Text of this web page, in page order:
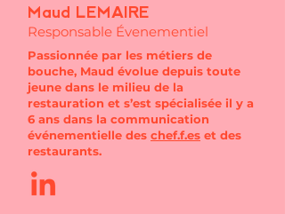
Maud LEMAIRE
Responsable Évenementiel
Passionnée par les métiers de
bouche, Maud évolue depuis toute
jeune dans le milieu de la
restauration et s’est spécialisée il y a
6 ans dans la communication
événementielle des chef.f.es et des
restaurants.